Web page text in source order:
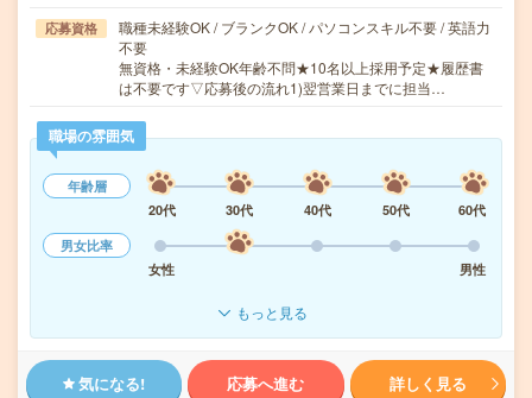
応募資格
職種未経験OK / ブランクOK / パソコンスキル不要 / 英語力
不要
無資格・未経験OK年齢不問★10名以上採用予定★履歴書
は不要です▽応募後の流れ1)翌営業日までに担当…
職場の雰囲気
年齢層
20代
30代 40代 50代
60代
男女比率
女性
男性
もっと見る
気になる! 応募へ進む 詳しく見る